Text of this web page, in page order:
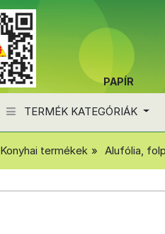
PAPÍR
TERMÉK KATEGÓRIÁK
Konyhai termékek Alufólia,